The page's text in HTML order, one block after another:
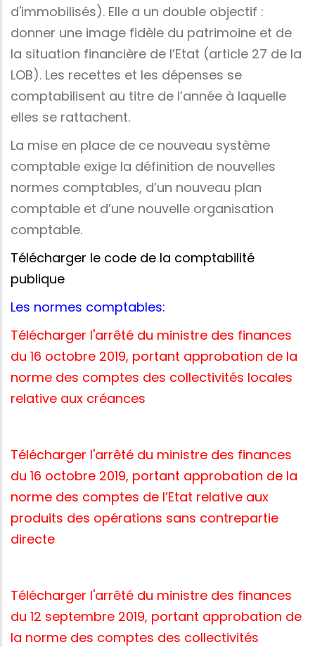
d'immobilisés). Elle a un double objectif :
donner une image fidèle du patrimoine et de
la situation financière de l’Etat (article 27 de la
LOB). Les recettes et les dépenses se
comptabilisent au titre de l’année à laquelle
elles se rattachent.
La mise en place de ce nouveau système
comptable exige la définition de nouvelles
normes comptables, d’un nouveau plan
comptable et d’une nouvelle organisation
comptable.
Télécharger le code de la comptabilité
publique
Les normes comptables:
Télécharger l'arrêté du ministre des finances
du 16 octobre 2019, portant approbation de la
norme des comptes des collectivités locales
relative aux créances
Télécharger l'arrêté du ministre des finances
du 16 octobre 2019, portant approbation de la
norme des comptes de l’Etat relative aux
produits des opérations sans contrepartie
directe
Télécharger l'arrêté du ministre des finances
du 12 septembre 2019, portant approbation de
la norme des comptes des collectivités